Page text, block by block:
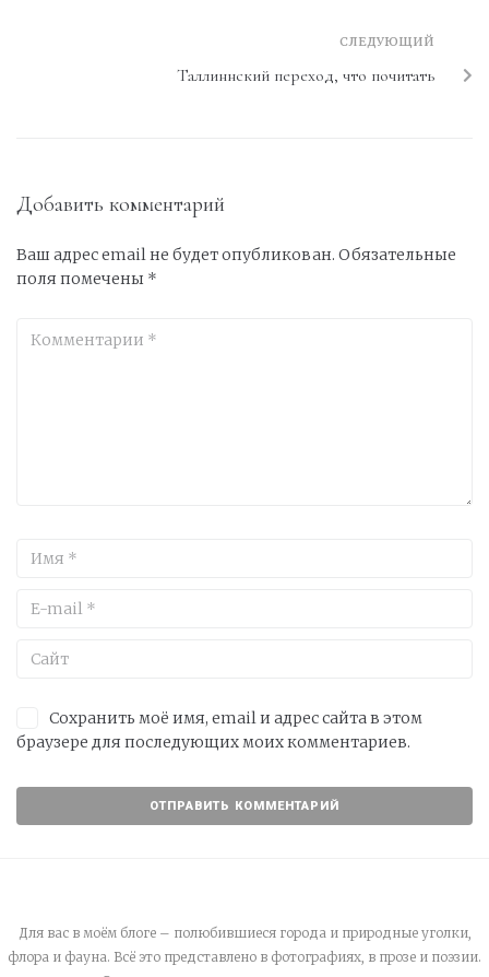
СЛЕДУЮЩИЙ
Таллиннский переход, что почитать
Добавить комментарий
Ваш адрес email не будет опубликован. Обязательные
поля помечены *
Сохранить моё имя, email и адрес сайта в этом
браузере для последующих моих комментариев.
Для вас в моём блоге – полюбившиеся города и природные уголки,
флора и фауна. Всё это представлено в фотографиях, в прозе и поэзии.